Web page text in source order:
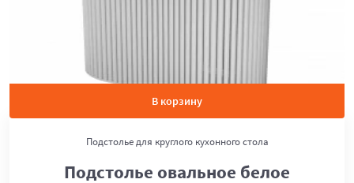
В корзину
Подстолье для круглого кухонного стола
Подстолье овальное белое